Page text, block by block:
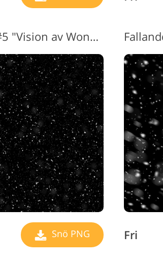
Snow PNG Transparent #5 "Vision av Wonder"
Snö PNG Fri